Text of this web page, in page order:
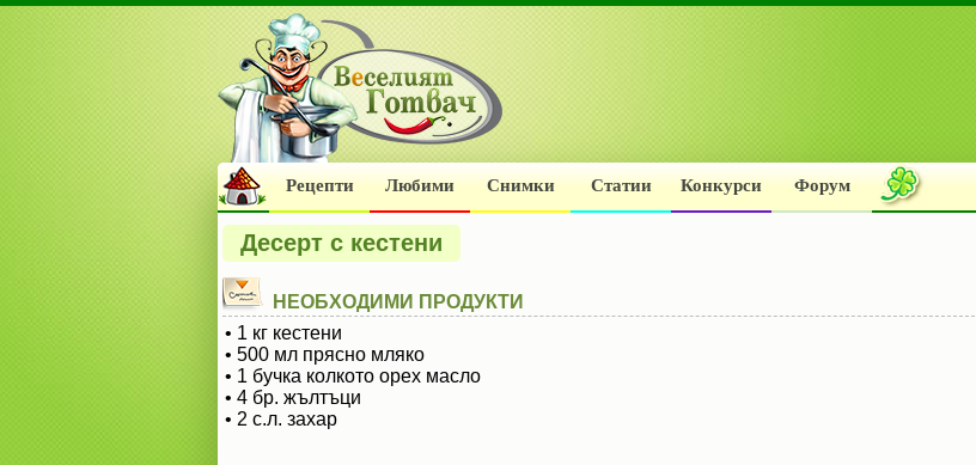
Рецепти Любими Снимки Статии Конкурси Форум
Десерт с кестени
НЕОБХОДИМИ ПРОДУКТИ
• 1 кг кестени
• 500 мл прясно мляко
• 1 бучка колкото орех масло
• 4 бр. жълтъци
• 2 с.л. захар